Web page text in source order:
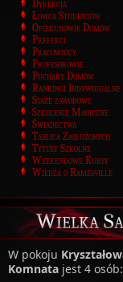
Dyrekcja
Łowca Studentów
Opiekunowie Domów
Prefekci
Pracownicy
Profesorowie
Puchary Domów
Rankingi Indywidualne
Staże zawodowe
Szkolenie Magiczne
Świadectwa
Tablica Zasłużonych
Tytuły Szkolne
Weekendowe Kursy
Wiedza o Ramesville
Wielka
W pokoju
Komnata jest 4 osób: